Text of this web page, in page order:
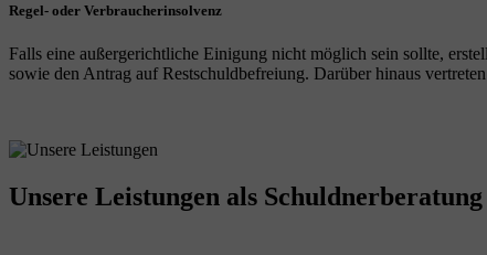
Regel- oder Verbraucherinsolvenz
Falls eine außergerichtliche Einigung nicht möglich sein sollte,
sowie den Antrag auf Restschuldbefreiung. Darüber hinaus
Unsere Leistungen als Schuldnerberatung